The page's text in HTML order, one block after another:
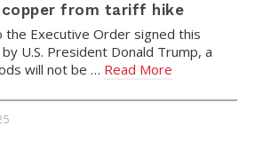
copper from tariff hike
the Executive Order signed this
U.S. President Donald Trump, a
will not be … Read More